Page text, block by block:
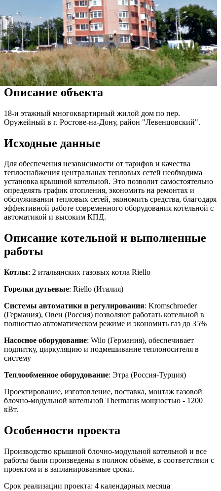
Описание объекта
18-и этажный многоквартирный жилой дом по пер.
Оружейный в г. Ростове-на-Дону, район "Левенцовский".
Исходные данные
Для обеспечения независимости от тарифов и качества
теплоснабжения центральных тепловых сетей необходима
установка крышной котельной. Это позволит самостоятельно
определять график отопления, экономить на ремонтах и
обслуживании тепловых сетей, экономить средства, благодаря
эффективной работе современного оборудования котельной с
автоматикой и высоким КПД.
Описание котельной и выполненные
работы
Котлы: 2 итальянских газовых котла Riello
Горелки дутьевые: Riello (Италия)
Системы автоматики и регулирования: Kromschroeder
(Германия), Овен (Россия) позволяют работать котельной в
полностью автоматическом режиме и экономить газ до 35%
Насосное оборудование: Wilo (Германия), обеспечивает
подпитку, циркуляцию и подмешивание теплоносителя в
систему
Теплообменное оборудование: Этра (Россия-Турция)
Проектирование, изготовление, поставка, монтаж газовой
блочно-модульной котельной Thermarus мощностью - 1200
кВт.
Особенности проекта
Производство крышной блочно-модульной котельной и все
работы были произведены в полном объёме, в соответствии с
проектом и в запланированные сроки.
Срок реализации проекта: 4 календарных месяца